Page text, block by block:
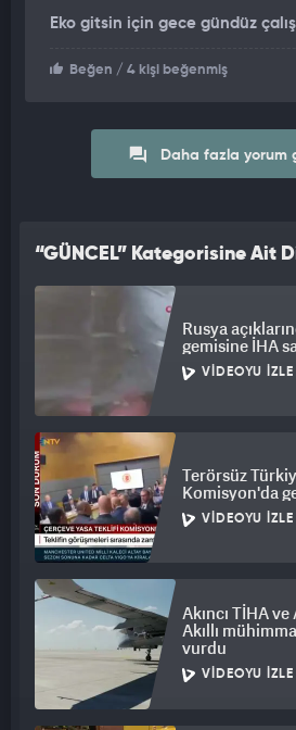
Eko gitsin için gece gündüz
Beğen / 4 kişi beğenmiş
Daha fazla yorum
“GÜNCEL” Kategorisine Ait
Rusya
gemisine İHA
VIDEOYU İZLE
Terörsüz
Komisyon'da
VIDEOYU İZLE
Akıncı TİHA
Akıllı
vurdu
VIDEOYU İZLE